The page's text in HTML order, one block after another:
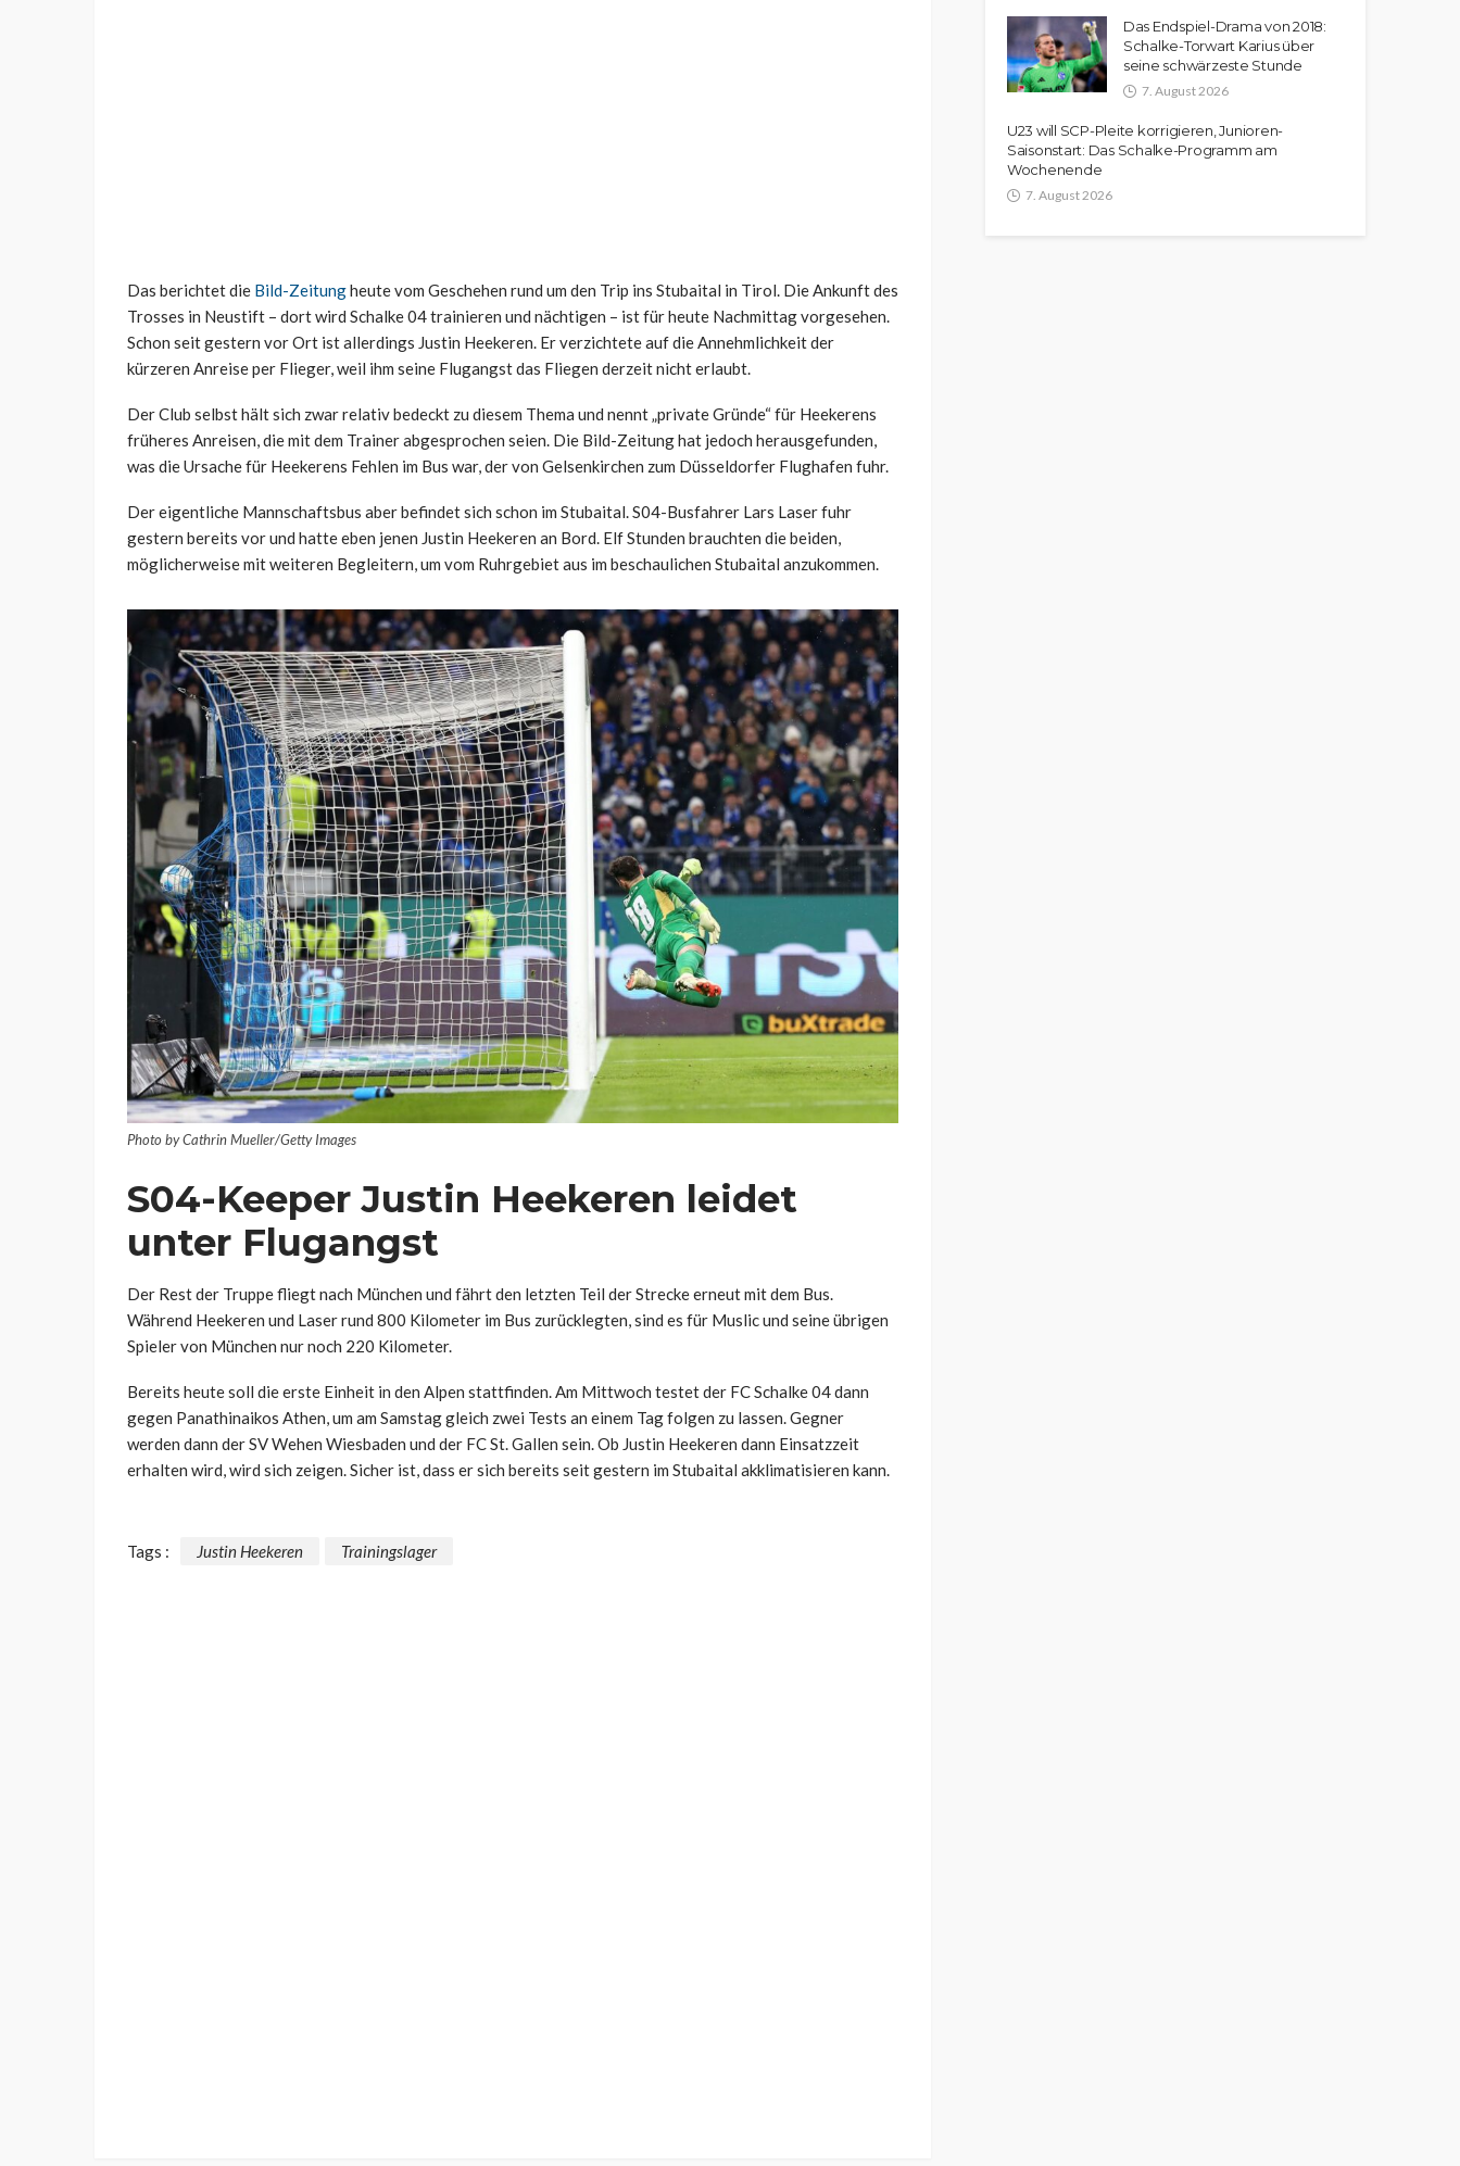
Das berichtet die Bild-Zeitungheute vom Geschehen rund um den Trip ins Stubaital in Tirol. Die Ankunft des
Trosses in Neustift – dort wird Schalke 04 trainieren und nächtigen – ist für heute Nachmittag vorgesehen.
Schon seit gestern vor Ort ist allerdings Justin Heekeren. Er verzichtete auf die Annehmlichkeit der
kürzeren Anreise per Flieger, weil ihm seine Flugangst das Fliegen derzeit nicht erlaubt.
Der Club selbst hält sich zwar relativ bedeckt zu diesem Thema und nennt „private Gründe“ für Heekerens
früheres Anreisen, die mit dem Trainer abgesprochen seien. Die Bild-Zeitung hat jedoch herausgefunden,
was die Ursache für Heekerens Fehlen im Bus war, der von Gelsenkirchen zum Düsseldorfer Flughafen fuhr.
Der eigentliche Mannschaftsbus aber befindet sich schon im Stubaital. S04-Busfahrer Lars Laser fuhr
gestern bereits vor und hatte eben jenen Justin Heekeren an Bord. Elf Stunden brauchten die beiden,
möglicherweise mit weiteren Begleitern, um vom Ruhrgebiet aus im beschaulichen Stubaital anzukommen.
Photo by Cathrin Mueller/Getty Images
S04-Keeper Justin Heekeren leidet
unter Flugangst
Der Rest der Truppe fliegt nach München und fährt den letzten Teil der Strecke erneut mit dem Bus.
Während Heekeren und Laser rund 800 Kilometer im Bus zurücklegten, sind es für Muslic und seine übrigen
Spieler von München nur noch 220 Kilometer.
Bereits heute soll die erste Einheit in den Alpen stattfinden. Am Mittwoch testet der FC Schalke 04 dann
gegen Panathinaikos Athen, um am Samstag gleich zwei Tests an einem Tag folgen zu lassen. Gegner
werden dann der SV Wehen Wiesbaden und der FC St. Gallen sein. Ob Justin Heekeren dann Einsatzzeit
erhalten wird, wird sich zeigen. Sicher ist, dass er sich bereits seit gestern im Stubaital akklimatisieren kann.
Tags : Justin Heekeren Trainingslager
Das Endspiel-Drama von 2018:
Schalke-Torwart Karius über
seine schwärzeste Stunde
7. August 2026
U23 will SCP-Pleite korrigieren, Junioren-
Saisonstart: Das Schalke-Programm am
Wochenende
7. August 2026